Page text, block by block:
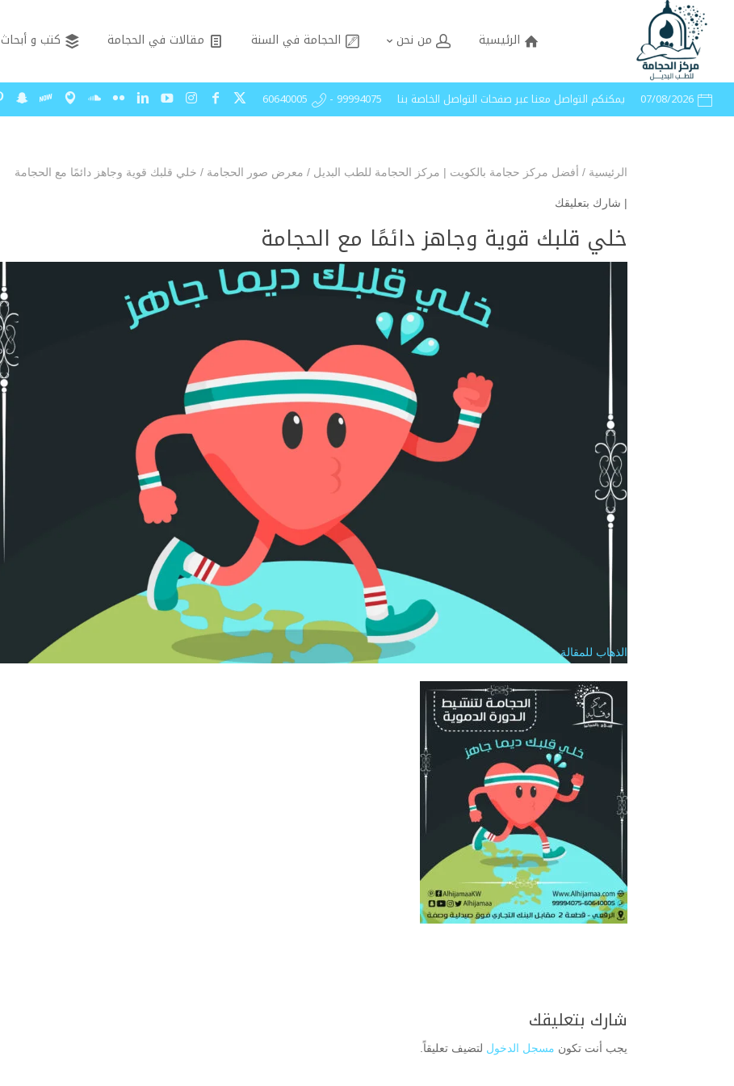
الرئيسية من نحن الحجامة في السنة مقالات في الحجامة كتب و أبحاث
07/08/2026 يمكنكم التواصل معنا عبر صفحات التواصل الخاصة بنا 99994075 - 60640005
الرئيسية / أفضل مركز حجامة بالكويت | مركز الحجامة للطب البديل / معرض صور الحجامة / خلي قلبك قوية وجاهز دائمًا مع الحجامة
| شارك بتعليقك
خلي قلبك قوية وجاهز دائمًا مع الحجامة
الذهاب للمقالة
شارك بتعليقك
يجب أنت تكون مسجل الدخول لتضيف تعليقاً.